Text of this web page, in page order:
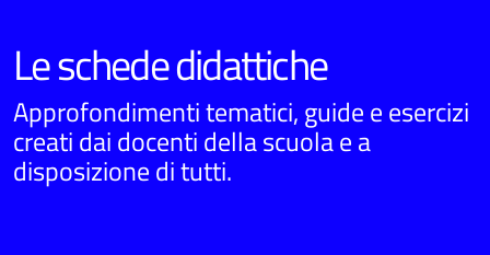
Le schede didattiche
Approfondimenti tematici, guide e esercizi
creati dai docenti della scuola e a
disposizione di tutti.